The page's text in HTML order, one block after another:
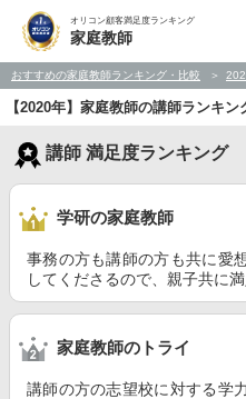
オリコン顧客満足度ランキング
家庭教師
おすすめの家庭教師ランキング・比較
【2020年】家庭教師の講師ランキン
講師 満足度ランキング
学研の家庭教師
事務の方も講師の方も共に愛
してくださるので、親子共に
家庭教師のトライ
講師の方の志望校に対する学